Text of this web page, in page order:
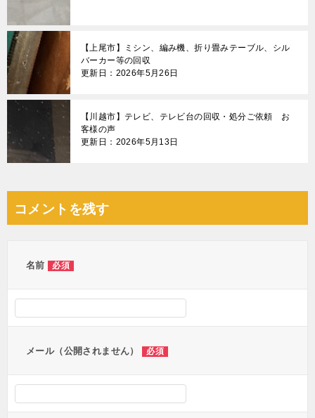
【上尾市】ミシン、編み機、折り畳みテーブル、シル
バーカー等の回収
更新日：2026年5月26日
【川越市】テレビ、テレビ台の回収・処分ご依頼 お
客様の声
更新日：2026年5月13日
コメントを残す
名前 必須
メール（公開されません） 必須